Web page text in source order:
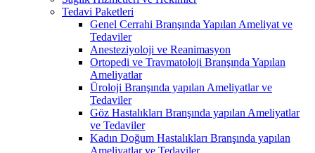
Tedavi Paketleri
Genel Cerrahi Branşında Yapılan Ameliyat ve
Tedaviler
Anesteziyoloji ve Reanimasyon
Ortopedi ve Travmatoloji Branşında Yapılan
Ameliyatlar
Üroloji Branşında yapılan Ameliyatlar ve
Tedaviler
Göz Hastalıkları Branşında yapılan Ameliyatlar
ve Tedaviler
Kadın Doğum Hastalıkları Branşında yapılan
Ameliyatlar ve Tedaviler